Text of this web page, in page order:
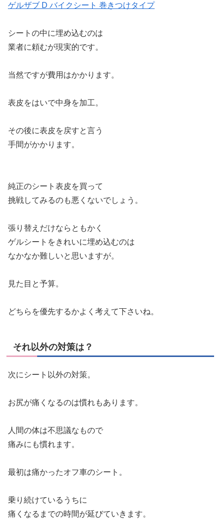
ゲルザブ D バイクシート 巻きつけタイプ
シートの中に埋め込むのは
業者に頼むが現実的です。
当然ですが費用はかかります。
表皮をはいで中身を加工。
その後に表皮を戻すと言う
手間がかかります。
純正のシート表皮を買って
挑戦してみるのも悪くないでしょう。
張り替えだけならともかく
ゲルシートをきれいに埋め込むのは
なかなか難しいと思いますが。
見た目と予算。
どちらを優先するかよく考えて下さいね。
それ以外の対策は？
次にシート以外の対策。
お尻が痛くなるのは慣れもあります。
人間の体は不思議なもので
痛みにも慣れます。
最初は痛かったオフ車のシート。
乗り続けているうちに
痛くなるまでの時間が延びていきます。